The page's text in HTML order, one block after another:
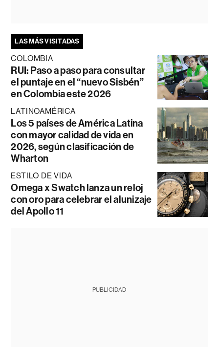
LAS MÁS VISITADAS
COLOMBIA
RUI: Paso a paso para consultar
el puntaje en el “nuevo Sisbén”
en Colombia este 2026
LATINOAMÉRICA
Los 5 países de América Latina
con mayor calidad de vida en
2026, según clasificación de
Wharton
ESTILO DE VIDA
Omega x Swatch lanza un reloj
con oro para celebrar el alunizaje
del Apollo 11
PUBLICIDAD